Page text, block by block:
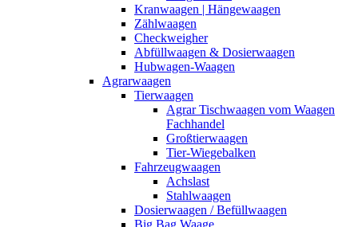
Kranwaagen | Hängewaagen
Zählwaagen
Checkweigher
Abfüllwaagen & Dosierwaagen
Hubwagen-Waagen
Agrarwaagen
Tierwaagen
Agrar Tischwaagen vom Waagen
Fachhandel
Großtierwaagen
Tier-Wiegebalken
Fahrzeugwaagen
Achslast
Stahlwaagen
Dosierwaagen / Befüllwaagen
Big Bag Waage